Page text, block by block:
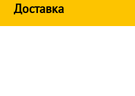
Доставка